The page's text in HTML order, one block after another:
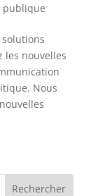
publique
les nouvelles
Nous
Rechercher